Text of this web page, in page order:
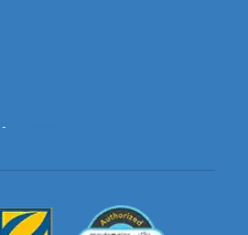
-